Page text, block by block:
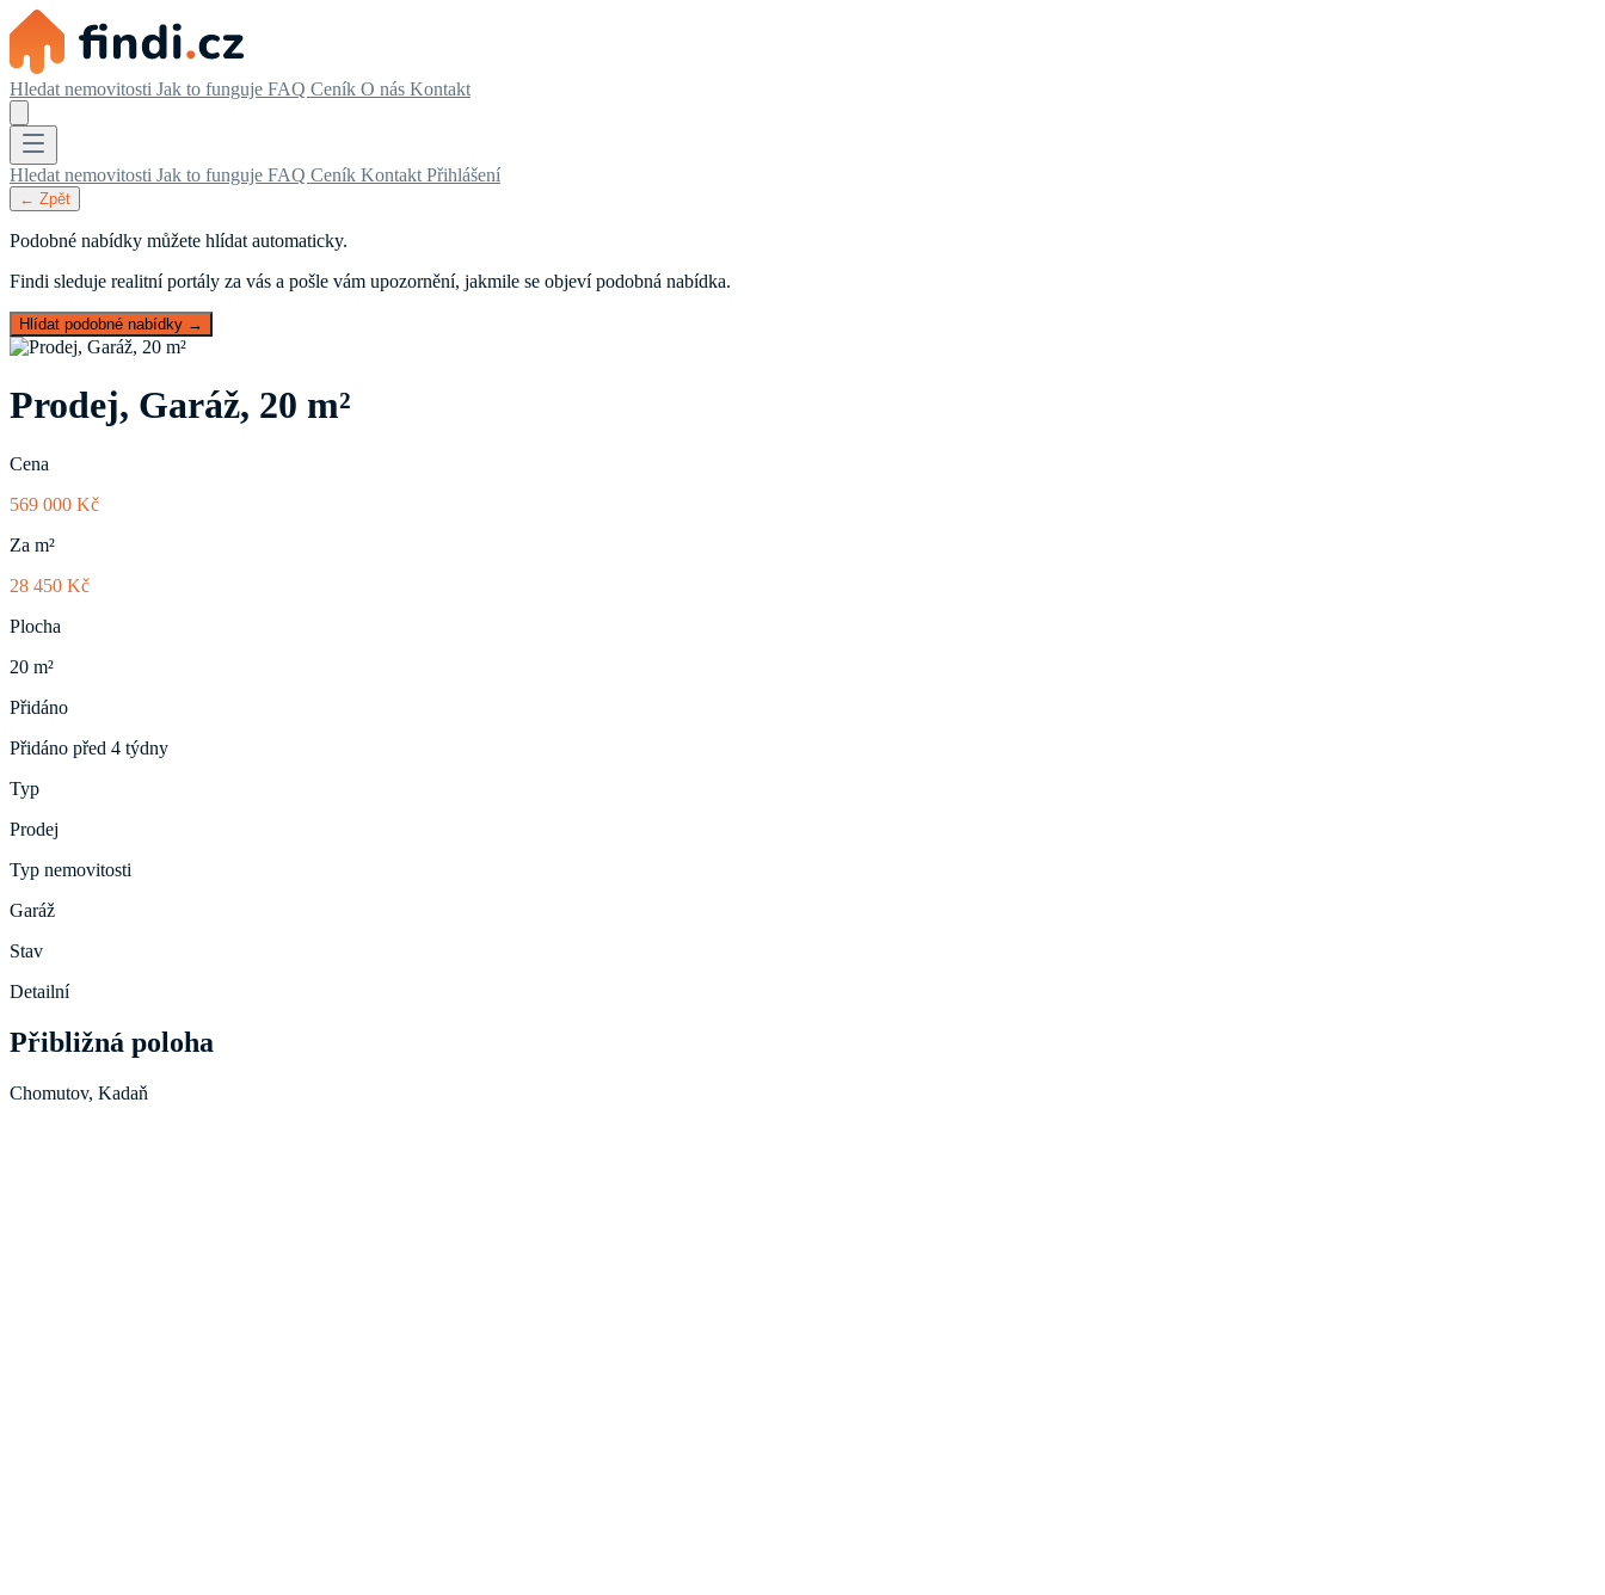
Hledat nemovitosti Jak to funguje FAQ Ceník O nás Kontakt
Hledat nemovitosti Jak to funguje FAQ Ceník Kontakt Přihlášení
← Zpět
Podobné nabídky můžete hlídat automaticky.
Findi sleduje realitní portály za vás a pošle vám upozornění, jakmile se objeví podobná nabídka.
Hlídat podobné nabídky →
Prodej, Garáž, 20 m²
Cena
569 000 Kč
Za m²
28 450 Kč
Plocha
20 m²
Přidáno
Přidáno před 4 týdny
Typ
Prodej
Typ nemovitosti
Garáž
Stav
Detailní
Přibližná poloha
Chomutov, Kadaň